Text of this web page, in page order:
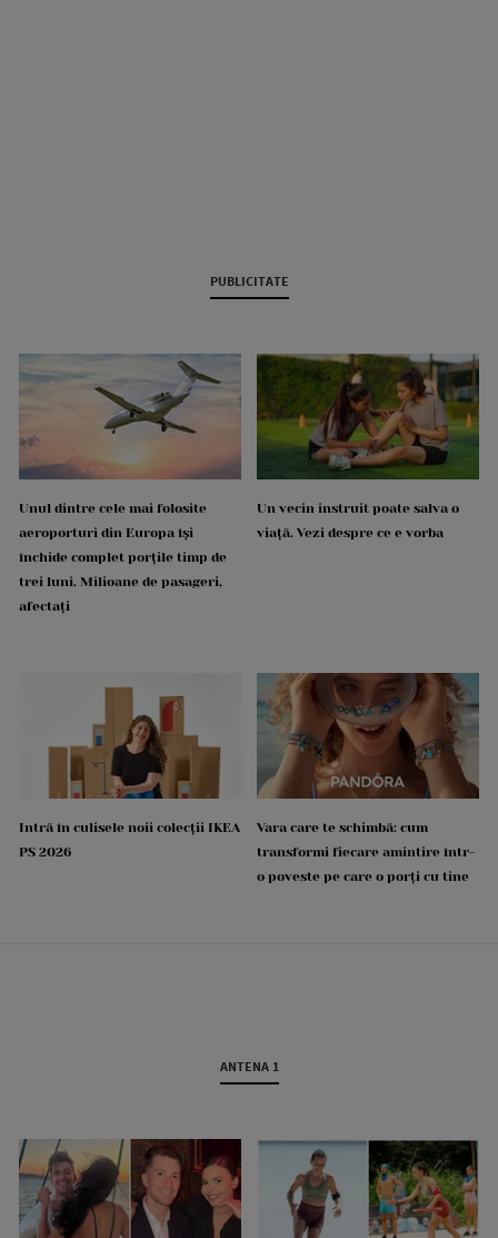
PUBLICITATE
Unul dintre cele mai folosite
aeroporturi din Europa își
închide complet porțile timp de
trei luni. Milioane de pasageri,
afectați
Un vecin instruit poate salva o
viață. Vezi despre ce e vorba
Intră în culisele noii colecții IKEA
PS 2026
Vara care te schimbă: cum
transformi fiecare amintire într-
o poveste pe care o porți cu tine
ANTENA 1